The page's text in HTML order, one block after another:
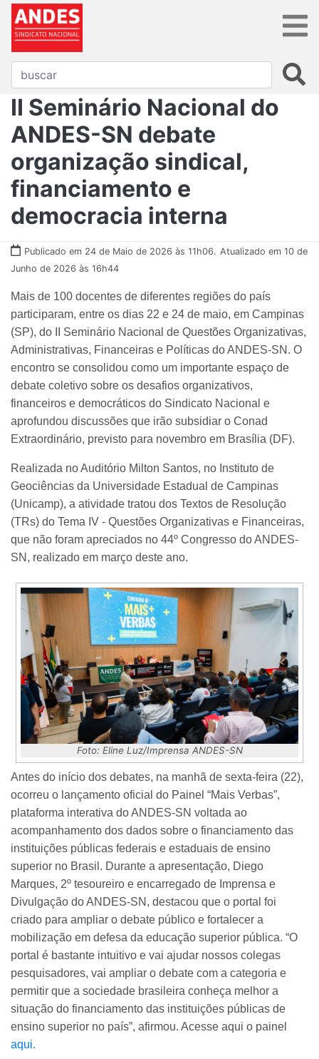
II Seminário Nacional do
ANDES-SN debate
organização sindical,
financiamento e
democracia interna
Publicado em 24 de Maio de 2026 às 11h06. Atualizado em 10 de
Junho de 2026 às 16h44
Mais de 100 docentes de diferentes regiões do país
participaram, entre os dias 22 e 24 de maio, em Campinas
(SP), do II Seminário Nacional de Questões Organizativas,
Administrativas, Financeiras e Políticas do ANDES-SN. O
encontro se consolidou como um importante espaço de
debate coletivo sobre os desafios organizativos,
financeiros e democráticos do Sindicato Nacional e
aprofundou discussões que irão subsidiar o Conad
Extraordinário, previsto para novembro em Brasília (DF).
Realizada no Auditório Milton Santos, no Instituto de
Geociências da Universidade Estadual de Campinas
(Unicamp), a atividade tratou dos Textos de Resolução
(TRs) do Tema IV - Questões Organizativas e Financeiras,
que não foram apreciados no 44º Congresso do ANDES-
SN, realizado em março deste ano.
Foto: Eline Luz/Imprensa ANDES-SN
Antes do início dos debates, na manhã de sexta-feira (22),
ocorreu o lançamento oficial do Painel “Mais Verbas”,
plataforma interativa do ANDES-SN voltada ao
acompanhamento dos dados sobre o financiamento das
instituições públicas federais e estaduais de ensino
superior no Brasil. Durante a apresentação, Diego
Marques, 2º tesoureiro e encarregado de Imprensa e
Divulgação do ANDES-SN, destacou que o portal foi
criado para ampliar o debate público e fortalecer a
mobilização em defesa da educação superior pública. “O
portal é bastante intuitivo e vai ajudar nossos colegas
pesquisadores, vai ampliar o debate com a categoria e
permitir que a sociedade brasileira conheça melhor a
situação do financiamento das instituições públicas de
ensino superior no país”, afirmou. Acesse aqui o painel
aqui.